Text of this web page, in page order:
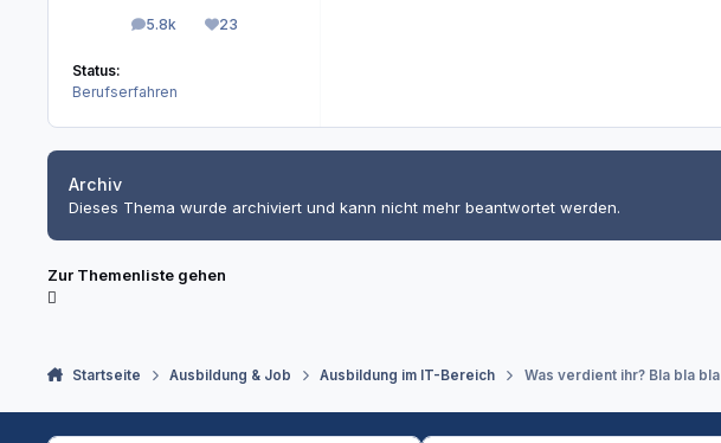
5.8k
Beiträge 23
Reputation
Status:
Berufserfahren
Archiv
Dieses Thema wurde archiviert und kann nicht mehr beantwortet werden.
Zur Themenliste gehen
Startseite Ausbildung & Job Ausbildung im IT-Bereich Was verdient ihr? Bla bla bla